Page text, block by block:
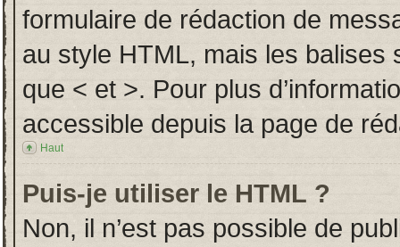
formulaire de rédaction de
au style HTML, mais les
que < et >. Pour plus
accessible depuis la page de
Haut
Puis-je utiliser le HTML ?
Non, il n’est pas possible de